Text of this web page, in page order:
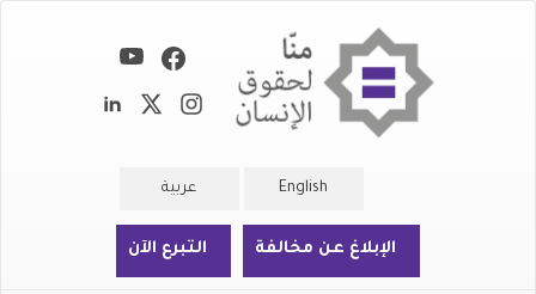
English عربية
الإبلاغ عن مخالفة التبرع الآن